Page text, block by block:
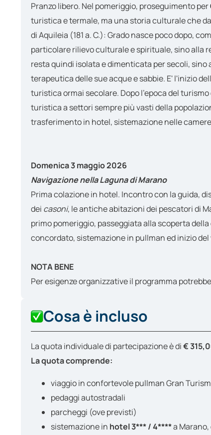
Pranzo libero. Nel pomeriggio, proseguimento per
turistica e termale, ma una storia culturale che
di Aquileia (181 a. C.): Grado nasce poco dopo,
particolare rilievo culturale e spirituale, sino alla
resta quindi isolata e dimenticata per secoli,
terapeutica delle sue acque e sabbie. E' l'inizio
turistica ormai secolare. Dopo l’epoca del
turistica a settori sempre più vasti della
trasferimento in hotel, sistemazione nelle
Domenica 3 maggio 2026
Navigazione nella Laguna di Marano
Prima colazione in hotel. Incontro con la guida,
dei casoni, le antiche abitazioni dei pescatori di
primo pomeriggio, passeggiata alla scoperta
concordato, sistemazione in pullman ed inizio
NOTA BENE
Per esigenze organizzative il programma
Cosa è incluso
La quota individuale di partecipazione è di€
La quota comprende:
viaggio in confortevole pullman Gran
pedaggi autostradali
parcheggi (ove previsti)
sistemazione in hotel 3*** / 4****a